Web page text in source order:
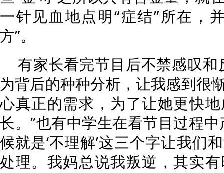
一针见血地点明“症结”所在，
方”。
有家长看完节目后不禁感叹和
为背后的种种分析，让我感到很
心真正的需求，为了让她更快
长。”也有中学生在看节目过程
候就是‘不理解’这三个字让我们
处理。我妈总说我叛逆，其实